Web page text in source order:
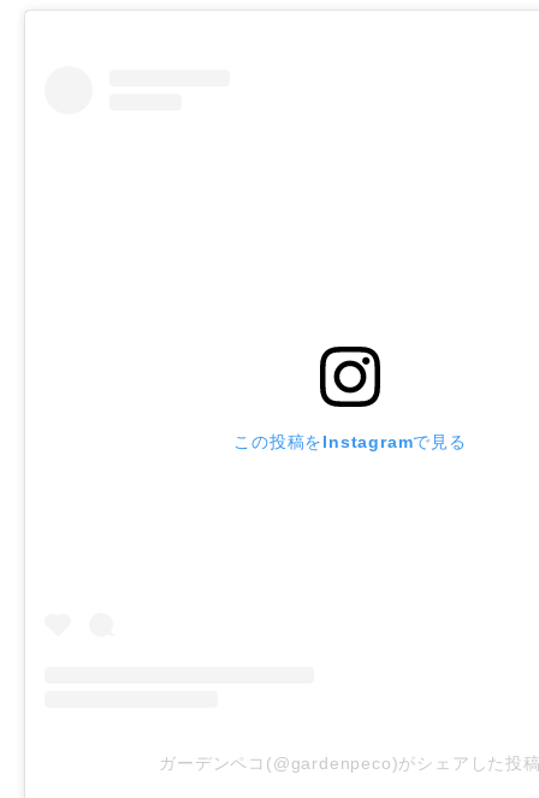
この投稿をInstagramで見る
ガーデンペコ(@gardenpeco)がシェアした投